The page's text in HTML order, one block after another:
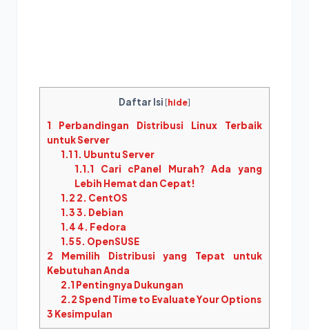
Daftar Isi [hide]
1 Perbandingan Distribusi Linux Terbaik
untuk Server
1.1 1. Ubuntu Server
1.1.1 Cari cPanel Murah? Ada yang
Lebih Hemat dan Cepat!
1.2 2. CentOS
1.33. Debian
1.4 4. Fedora
1.55. OpenSUSE
2 Memilih Distribusi yang Tepat untuk
Kebutuhan Anda
2.1 Pentingnya Dukungan
2.2Spend Time to Evaluate Your Options
3 Kesimpulan